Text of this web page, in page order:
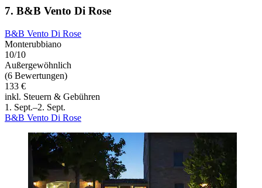
7. B&B Vento Di Rose
B&B Vento Di Rose
Monterubbiano
10/10
Außergewöhnlich
(6 Bewertungen)
133 €
inkl. Steuern & Gebühren
1. Sept.–2. Sept.
B&B Vento Di Rose